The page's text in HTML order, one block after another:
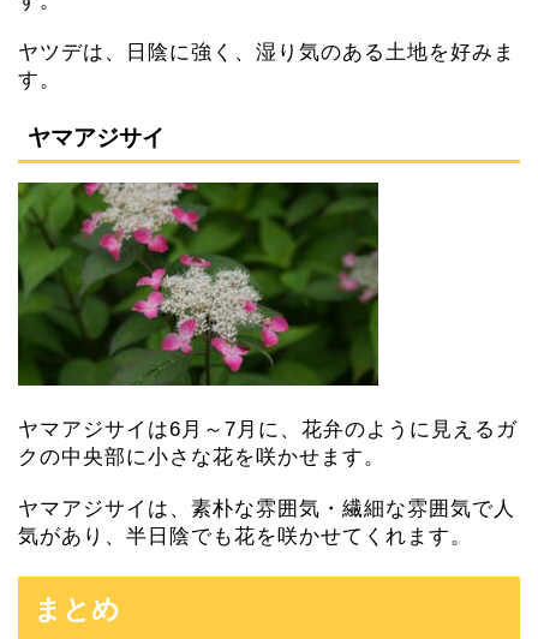
ヤツデは、日陰に強く、湿り気のある土地を好みま
す。
ヤマアジサイ
ヤマアジサイは6月～7月に、花弁のように見えるガ
クの中央部に小さな花を咲かせます。
ヤマアジサイは、素朴な雰囲気・繊細な雰囲気で人
気があり、半日陰でも花を咲かせてくれます。
まとめ